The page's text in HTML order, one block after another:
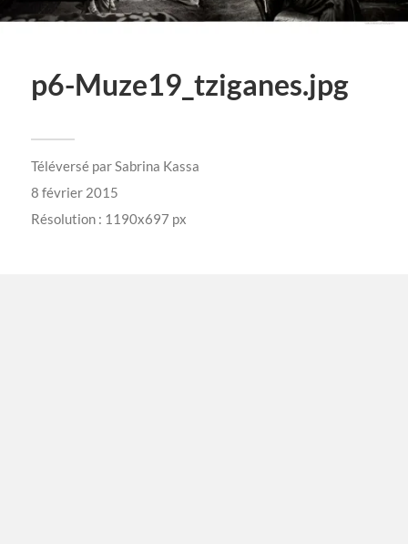
p6-Muze19_tziganes.jpg
Téléversé parSabrina Kassa
8 février 2015
Résolution : 1190x697 px